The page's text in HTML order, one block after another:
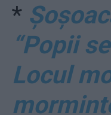
*
“Popii
Locul